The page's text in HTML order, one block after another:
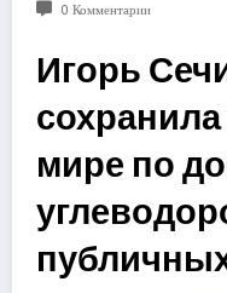
0 Комментарии
Игорь
мире по